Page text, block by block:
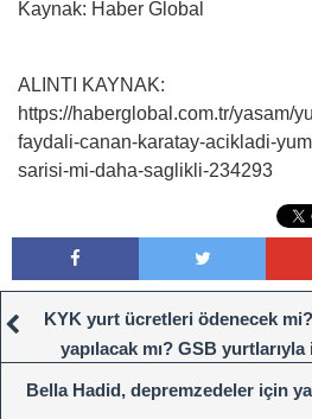
Kaynak: Haber Global
ALINTI KAYNAK:
https://haberglobal.com.tr/yasam/
faydali-canan-karatay-acikladi-
sarisi-mi-daha-saglikli-234293
KYK yurt ücretleri ödenecek
yapılacak mı? GSB
Bella Hadid, depremzedeler için